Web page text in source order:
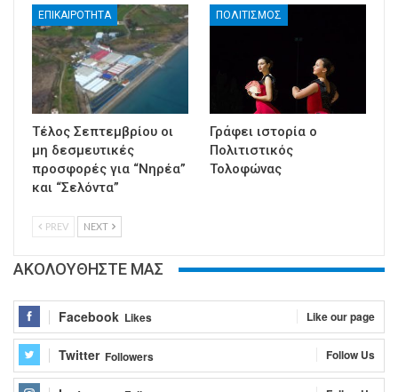
ΕΠΙΚΑΙΡΟΤΗΤΑ
Τέλος Σεπτεμβρίου οι
μη δεσμευτικές
προσφορές για “Νηρέα”
και “Σελόντα”
ΠΟΛΙΤΙΣΜΟΣ
Γράφει ιστορία ο
Πολιτιστικός
Τολοφώνας
PREV NEXT
ΑΚΟΛΟΥΘΗΣΤΕ ΜΑΣ
Facebook Likes Like our page
Twitter Followers Follow Us